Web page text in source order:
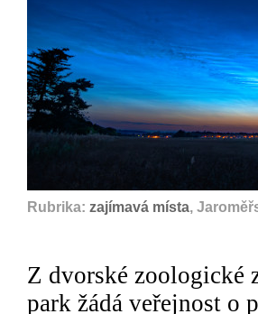
Rubrika: zajímavá místa,
Z dvorské zoologické
park žádá veřejnost o